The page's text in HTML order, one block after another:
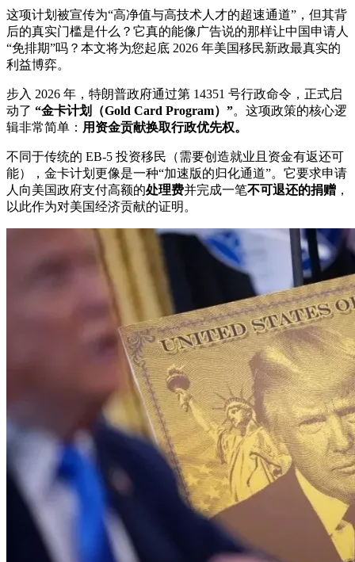
这项计划被宣传为“高净值与高技术人才的超速通道”，但其背
后的真实门槛是什么？它真的能像广告说的那样让中国申请人
“免排期”吗？本文将为您起底 2026 年美国移民新政最真实的
利益博弈。
步入 2026 年，特朗普政府通过第 14351 号行政命令，正式启
动了 “金卡计划（Gold Card Program）”。这项政策的核心逻
辑非常简单： 用资金贡献换取行政优先权。
不同于传统的 EB-5 投资移民（需要创造就业且资金有返还可
能），金卡计划更像是一种“加速版的归化通道”。它要求申请
人向美国政府支付高额的处理费并完成一笔不可退还的捐赠 ，
以此作为对美国经济贡献的证明。